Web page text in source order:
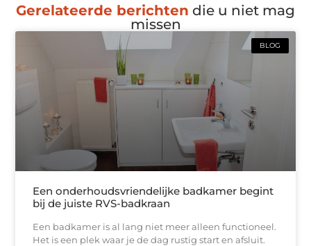
Gerelateerde berichten die u niet mag
missen
BLOG
Een onderhoudsvriendelijke badkamer begint
bij de juiste RVS-badkraan
Een badkamer is al lang niet meer alleen functioneel.
Het is een plek waar je de dag rustig start en afsluit.